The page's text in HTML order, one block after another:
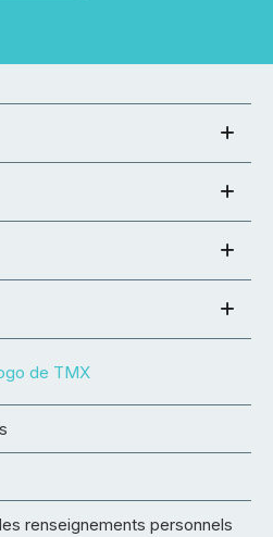
renseignements personnels